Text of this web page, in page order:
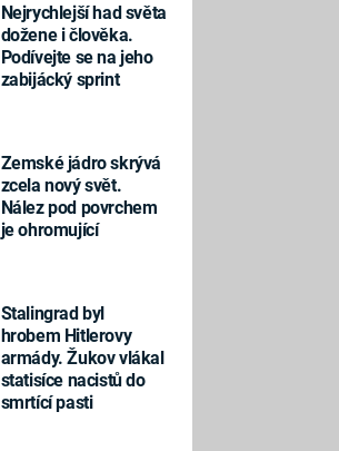
Nejrychlejší had světa
dožene i člověka.
Podívejte se na jeho
zabijácký sprint
Zemské jádro skrývá
zcela nový svět.
Nález pod povrchem
je ohromující
Stalingrad byl
hrobem Hitlerovy
armády. Žukov vlákal
statisíce nacistů do
smrtící pasti